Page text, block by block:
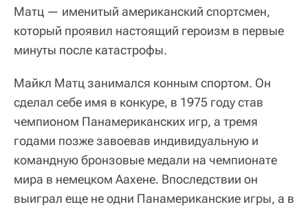
Матц — именитый американский спортсмен,
который проявил настоящий героизм в первые
минуты после катастрофы.
Майкл Матц занимался конным спортом. Он
сделал себе имя в конкуре, в 1975 году став
чемпионом Панамериканских игр, а тремя
годами позже завоевав индивидуальную и
командную бронзовые медали на чемпионате
мира в немецком Аахене. Впоследствии он
выиграл еще не одни Панамериканские игры, а в